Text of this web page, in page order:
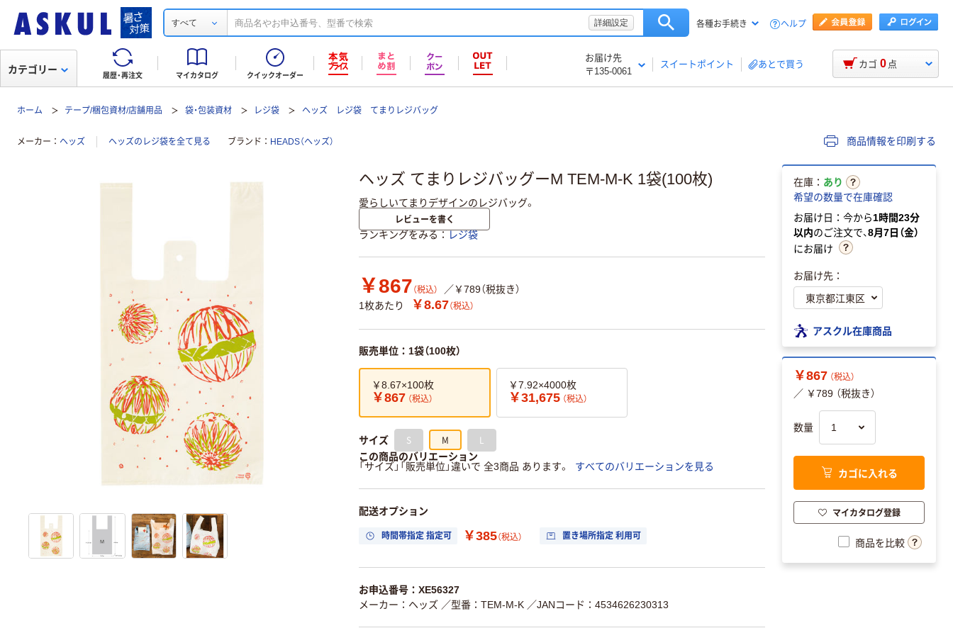
すべて 詳細設定 各種お手続き ヘルプ
履歴・再注文 マイカタログ クイックオーダー
お届け先
〒135-0061
スイートポイント あとで買う
カテゴリー カゴ 0 点
ホーム テープ/梱包資材/店舗用品 袋・包装資材 レジ袋 ヘッズ レジ袋 てまりレジバッグ
メーカー ヘッズ ヘッズのレジ袋を全て見る ブランド HEADS（ヘッズ） 商品情報を印刷する
ヘッズ てまりレジバッグーM TEM-M-K 1袋(100枚)
愛らしいてまりデザインのレジバッグ。
レビューを書く
ランキングをみる レジ袋
￥867 （税込）
／￥789（税抜き）
1枚あたり
￥8.67（税込）
販売単位：1袋（100枚）
￥8.67×100枚
￥867 （税込）
￥7.92×4000枚
￥31,675 （税込）
サイズ S M L
この商品のバリエーション
「サイズ」「販売単位」違いで 全3商品 あります。
すべてのバリエーションを見る
配送オプション
時間帯指定 指定可 ￥385（税込） 置き場所指定 利用可
お申込番号：XE56327
メーカー：ヘッズ ／型番：TEM-M-K ／JANコード：4534626230313
在庫： あり
希望の数量で在庫確認
お届け日：今から1時間23分
以内のご注文で、8月7日（金）
にお届け
お届け先：
アスクル在庫商品
￥867 （税込）
／ ￥789 （税抜き）
数量
カゴに入れる
マイカタログ登録
商品を比較